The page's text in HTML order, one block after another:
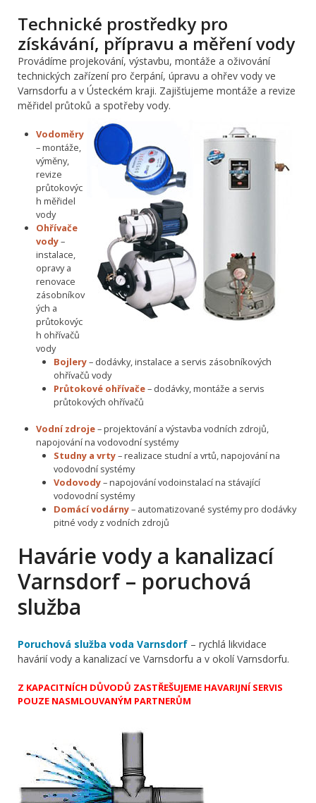
Technické prostředky pro
získávání, přípravu a měření vody
Provádíme projekování, výstavbu, montáže a oživování
technických zařízení pro čerpání, úpravu a ohřev vody ve
Varnsdorfu a v Ústeckém kraji. Zajišťujeme montáže a revize
měřidel průtoků a spotřeby vody.
Vodoměry
– montáže,
výměny,
revize
průtokovýc
h měřidel
vody
Ohřívače
vody–
instalace,
opravy a
renovace
zásobníkov
ých a
průtokovýc
h ohřívačů
vody
Bojlery– dodávky, instalace a servis zásobníkových
ohřívačů vody
Průtokové ohřívače– dodávky, montáže a servis
průtokových ohřívačů
Vodní zdroje– projektování a výstavba vodních zdrojů,
napojování na vodovodní systémy
Studny a vrty– realizace studní a vrtů, napojování na
vodovodní systémy
Vodovody– napojování vodoinstalací na stávající
vodovodní systémy
Domácí vodárny– automatizované systémy pro dodávky
pitné vody z vodních zdrojů
Havárie vody a kanalizací
Varnsdorf – poruchová
služba
Poruchová služba voda Varnsdorf – rychlá likvidace
havárií vody a kanalizací ve Varnsdorfu a v okolí Varnsdorfu.
Z KAPACITNÍCH DŮVODŮ ZASTŘEŠUJEME HAVARIJNÍ SERVIS
POUZE NASMLOUVANÝM PARTNERŮM